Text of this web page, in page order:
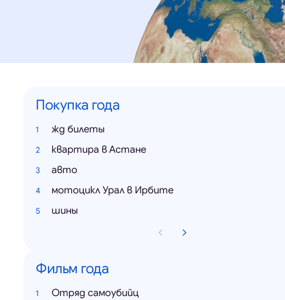
Покупка года
жд билеты
квартира в Астане
авто
мотоцикл Урал в Ирбите
шины
Фильм года
Отряд самоубийц